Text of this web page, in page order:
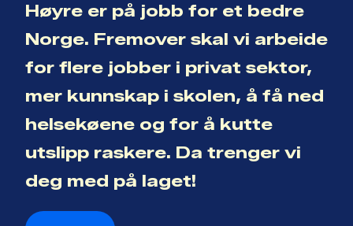
Høyre er på jobb for et bedre
Norge. Fremover skal vi arbeide
for flere jobber i privat sektor,
mer kunnskap i skolen, å få ned
helsekøene og for å kutte
utslipp raskere. Da trenger vi
deg med på laget!